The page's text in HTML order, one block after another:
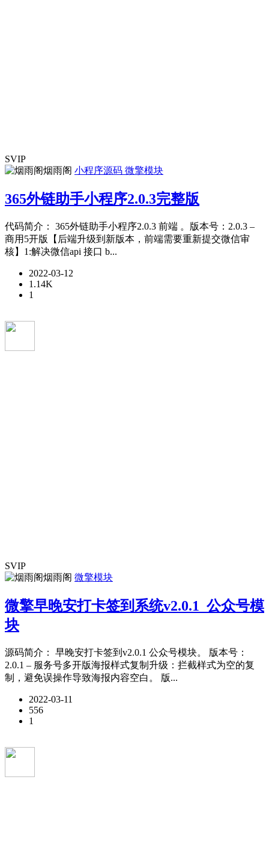
SVIP
烟雨阁 小程序源码 微擎模块
365外链助手小程序2.0.3完整版
代码简介： 365外链助手小程序2.0.3 前端 。版本号：2.0.3 –
商用5开版【后端升级到新版本，前端需要重新提交微信审
核】1:解决微信api 接口 b...
2022-03-12
1.14K
1
SVIP
烟雨阁 微擎模块
微擎早晚安打卡签到系统v2.0.1_公众号模
块
源码简介： 早晚安打卡签到v2.0.1 公众号模块。 版本号：
2.0.1 – 服务号多开版海报样式复制升级：拦截样式为空的复
制，避免误操作导致海报内容空白。 版...
2022-03-11
556
1